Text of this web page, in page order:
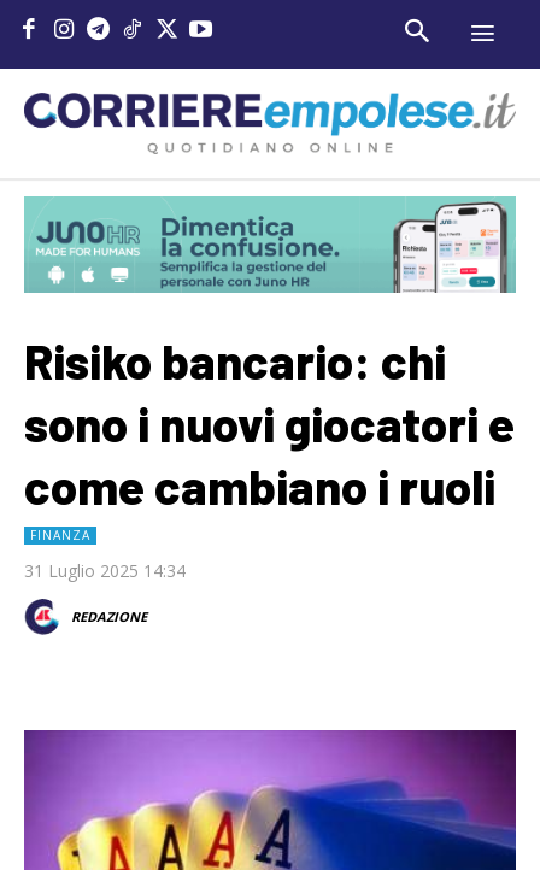
Risiko bancario: chi
sono i nuovi giocatori e
come cambiano i ruoli
FINANZA
31 Luglio 2025 14:34
REDAZIONE